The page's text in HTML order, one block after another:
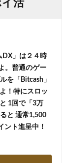
活
DX」は２４時
。普通のゲー
を「Bitcash」
！特にスロッ
1回で「3万
と 通常1,500
ント進呈中！